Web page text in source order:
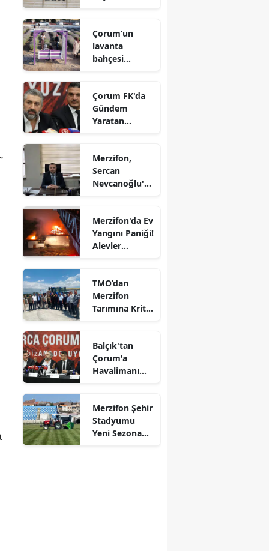
Diyarbakır
Edirne
Elazığ
Erzurum
Eskişehir
Giresun
Hakkari
Hatay
Mersin
İzmir
Kars
Kayseri
Ziyaret
Çorum’un
lavanta
bahçesi
Çorum FK'da
Gündem
Yaratan
Merzifon,
Sercan
Nevcanoğlu'n
Uğurluyor
Merzifon'da Ev
Yangını Paniği!
Alevler
Alındı
TMO’dan
Merzifon
Tarımına Kritik
Balçık'tan
Çorum'a
Havalimanı
Başladık"
Merzifon Şehir
Stadyumu
Yeni Sezona